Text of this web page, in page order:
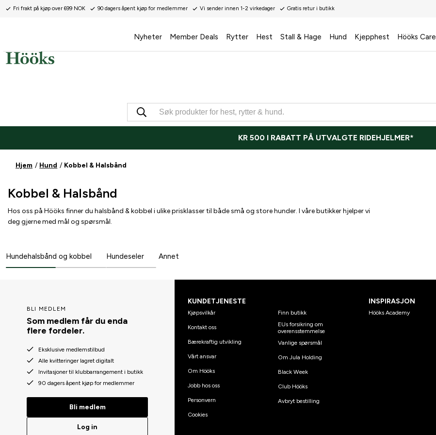
Fri frakt på kjøp over 699 NOK 90 dagers åpent kjøp for medlemmer Vi sender innen 1-2 virkedager Gratis retur i butikk
Nyheter Member Deals Rytter Hest Stall & Hage Hund Kjepphest Hööks Care
KR 500 I RABATT PÅ UTVALGTE RIDEHJELMER*
Hjem Hund Kobbel & Halsbånd
Kobbel & Halsbånd
Hos oss på Hööks finner du halsbånd & kobbel i ulike prisklasser til både små og store hunder. I våre butikker hjelper vi
deg gjerne med mål og spørsmål.
Hundehalsbånd og kobbel Hundeseler Annet
BLI MEDLEM
Som medlem får du enda
flere fordeler.
Eksklusive medlemstilbud
Alle kvitteringer lagret digitalt
Invitasjoner til klubbarrangement i butikk
90 dagers åpent kjøp for medlemmer
Bli medlem
Log in
KUNDETJENESTE
Kjøpsvilkår
Kontakt oss
Bærekraftig utvikling
Vårt ansvar
Om Hööks
Jobb hos oss
Personvern
Cookies
Finn butikk
EUs forsikring om
overensstemmelse
Vanlige spørsmål
Om Jula Holding
Black Week
Club Hööks
Avbryt bestilling
INSPIRASJON
Hööks Academy